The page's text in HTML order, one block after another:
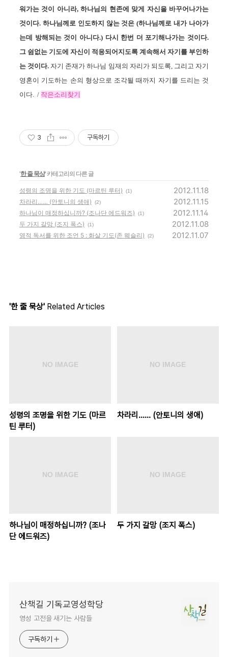
워가는 것이 아니라, 하나님의 현존에 맞게 자신을 바꾸어나가는
것이다. 하나님께로 인도하지 않는 것은 (하나님께로 내가 나아가
는데 방해되는 것이 아니다.) 다시 한번 더 포기해나가는 것이다.
그 쉼없는 기도에 자신이 적응되어지도록 계속해서 자기를 부인하
는 것이다. 자기 존재가 하나님 임재의 자리가 되도록, 그리고 자기
영혼이 기도하는 손의 형상으로 조각될 때까지 자기를 드리는 것
이다. / 작은소리찾기
3 구독하기
'한 줄 묵상' 카테고리의 다른 글
성령의 조명을 위한 기도 (마르틴 루터) (1) 2012.11.18
차라리…… (안토니의 생애) (2) 2012.11.15
하나님이 매정하십니까? (조나단 에드워즈) (1) 2012.11.14
두 가지 갈망 (조지 폭스) (1) 2012.11.08
영적 독서를 위한 조언 5 : 화살 기도(존 웨슬리) (2) 2012.11.07
'한 줄 묵상' Related Articles
성령의 조명을 위한 기도 (마르
틴 루터)
차라리…… (안토니의 생애)
하나님이 매정하십니까? (조나
단 에드워즈)
두 가지 갈망 (조지 폭스)
산책길 기독교영성학당
영성 고전을 새기는 사람들
구독하기